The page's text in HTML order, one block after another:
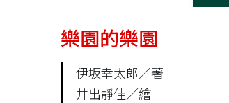
樂園的樂園
伊坂幸太郎／著
井出靜佳／繪